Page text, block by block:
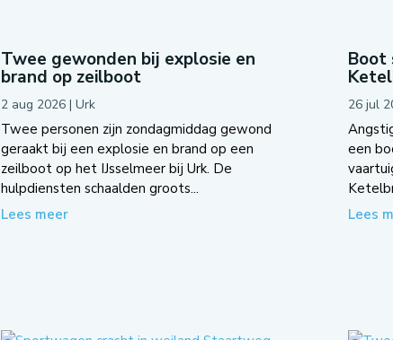
Twee gewonden bij explosie en
brand op zeilboot
2 aug 2026| Urk
Twee personen zijn zondagmiddag gewond
geraakt bij een explosie en brand op een
zeilboot op het IJsselmeer bij Urk. De
hulpdiensten schaalden groots...
Lees meer
Boot
26 jul
een
Lees